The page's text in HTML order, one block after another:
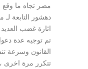
مصر تجاه ما وقع
دهشور التابعة
اثارة غضب
تم توجيه عدة
القانون وسرعة
تتكرر مرة اخرى